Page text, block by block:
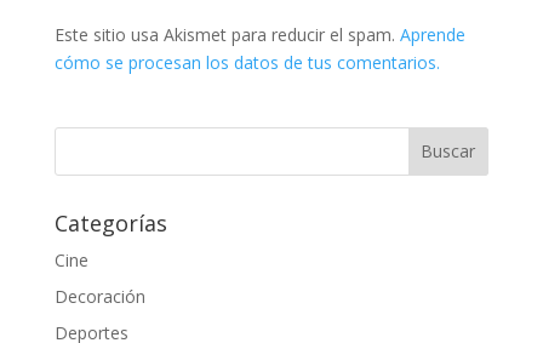
Este sitio usa Akismet para reducir el spam. Aprende
cómo se procesan los datos de tus comentarios.
Categorías
Cine
Decoración
Deportes